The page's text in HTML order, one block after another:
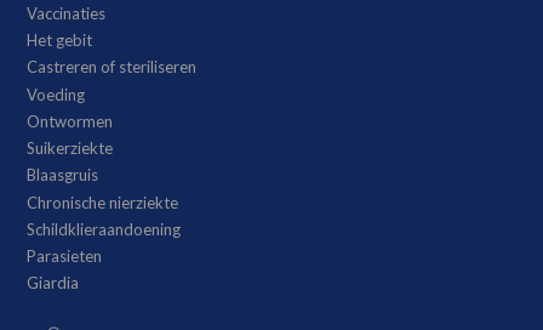
Vaccinaties
Het gebit
Castreren of steriliseren
Voeding
Ontwormen
Suikerziekte
Blaasgruis
Chronische nierziekte
Schildklieraandoening
Parasieten
Giardia